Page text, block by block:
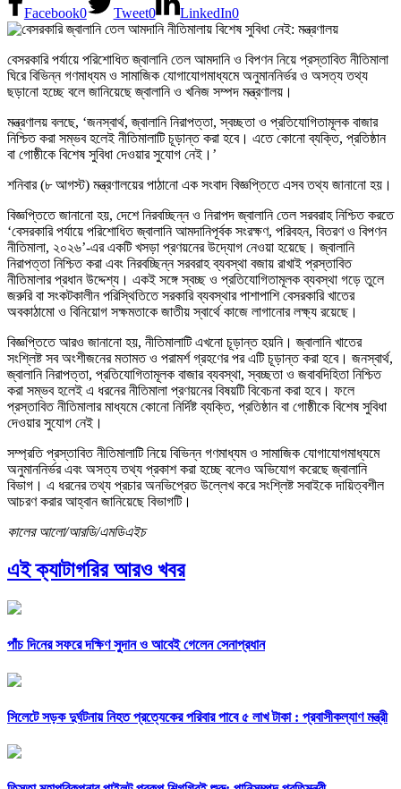
Facebook0 Tweet0 LinkedIn0
বেসরকারি পর্যায়ে পরিশোধিত জ্বালানি তেল আমদানি ও বিপণন নিয়ে প্রস্তাবিত নীতিমালা
ঘিরে বিভিন্ন গণমাধ্যম ও সামাজিক যোগাযোগমাধ্যমে অনুমাননির্ভর ও অসত্য তথ্য
ছড়ানো হচ্ছে বলে জানিয়েছে জ্বালানি ও খনিজ সম্পদ মন্ত্রণালয়।
মন্ত্রণালয় বলছে, ‘জনস্বার্থ, জ্বালানি নিরাপত্তা, স্বচ্ছতা ও প্রতিযোগিতামূলক বাজার
নিশ্চিত করা সম্ভব হলেই নীতিমালাটি চূড়ান্ত করা হবে। এতে কোনো ব্যক্তি, প্রতিষ্ঠান
বা গোষ্ঠীকে বিশেষ সুবিধা দেওয়ার সুযোগ নেই।’
শনিবার (৮ আগস্ট) মন্ত্রণালয়ের পাঠানো এক সংবাদ বিজ্ঞপ্তিতে এসব তথ্য জানানো হয়।
বিজ্ঞপ্তিতে জানানো হয়, দেশে নিরবচ্ছিন্ন ও নিরাপদ জ্বালানি তেল সরবরাহ নিশ্চিত করতে
‘বেসরকারি পর্যায়ে পরিশোধিত জ্বালানি আমদানিপূর্বক সংরক্ষণ, পরিবহন, বিতরণ ও বিপণন
নীতিমালা, ২০২৬’-এর একটি খসড়া প্রণয়নের উদ্যোগ নেওয়া হয়েছে। জ্বালানি
নিরাপত্তা নিশ্চিত করা এবং নিরবচ্ছিন্ন সরবরাহ ব্যবস্থা বজায় রাখাই প্রস্তাবিত
নীতিমালার প্রধান উদ্দেশ্য। একই সঙ্গে স্বচ্ছ ও প্রতিযোগিতামূলক ব্যবস্থা গড়ে তুলে
জরুরি বা সংকটকালীন পরিস্থিতিতে সরকারি ব্যবস্থার পাশাপাশি বেসরকারি খাতের
অবকাঠামো ও বিনিয়োগ সক্ষমতাকে জাতীয় স্বার্থে কাজে লাগানোর লক্ষ্য রয়েছে।
বিজ্ঞপ্তিতে আরও জানানো হয়, নীতিমালাটি এখনো চূড়ান্ত হয়নি। জ্বালানি খাতের
সংশ্লিষ্ট সব অংশীজনের মতামত ও পরামর্শ গ্রহণের পর এটি চূড়ান্ত করা হবে। জনস্বার্থ,
জ্বালানি নিরাপত্তা, প্রতিযোগিতামূলক বাজার ব্যবস্থা, স্বচ্ছতা ও জবাবদিহিতা নিশ্চিত
করা সম্ভব হলেই এ ধরনের নীতিমালা প্রণয়নের বিষয়টি বিবেচনা করা হবে। ফলে
প্রস্তাবিত নীতিমালার মাধ্যমে কোনো নির্দিষ্ট ব্যক্তি, প্রতিষ্ঠান বা গোষ্ঠীকে বিশেষ সুবিধা
দেওয়ার সুযোগ নেই।
সম্প্রতি প্রস্তাবিত নীতিমালাটি নিয়ে বিভিন্ন গণমাধ্যম ও সামাজিক যোগাযোগমাধ্যমে
অনুমাননির্ভর এবং অসত্য তথ্য প্রকাশ করা হচ্ছে বলেও অভিযোগ করেছে জ্বালানি
বিভাগ। এ ধরনের তথ্য প্রচার অনভিপ্রেত উল্লেখ করে সংশ্লিষ্ট সবাইকে দায়িত্বশীল
আচরণ করার আহ্বান জানিয়েছে বিভাগটি।
কালের আলো/আরডি/এমডিএইচ
এই ক্যাটাগরির আরও খবর
পাঁচ দিনের সফরে দক্ষিণ সুদান ও আবেই গেলেন সেনাপ্রধান
সিলেটে সড়ক দুর্ঘটনায় নিহত প্রত্যেকের পরিবার পাবে ৫ লাখ টাকা : প্রবাসীকল্যাণ মন্ত্রী